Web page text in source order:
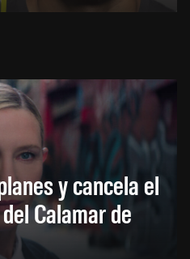
y cancela el
Calamar de